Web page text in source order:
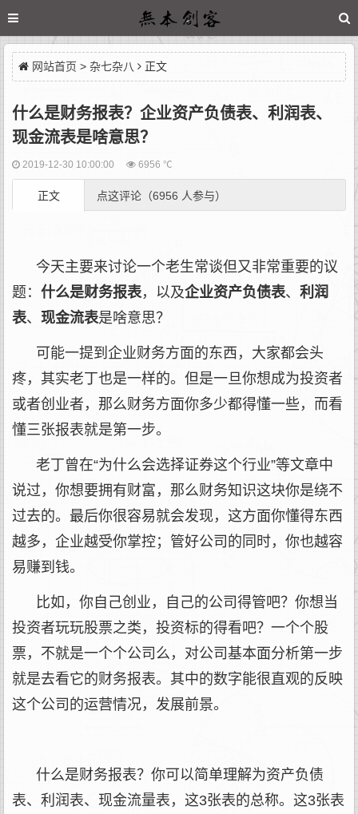
网站首页 > 杂七杂八 正文
什么是财务报表？企业资产负债表、利润表、
现金流表是啥意思？
2019-12-30 10:00:00 6956 ℃
正文 点这评论（6956 人参与）
今天主要来讨论一个老生常谈但又非常重要的议
题： 什么是财务报表，以及企业资产负债表、 利润
表、 现金流表是啥意思？
可能一提到企业财务方面的东西，大家都会头
疼，其实老丁也是一样的。但是一旦你想成为投资者
或者创业者，那么财务方面你多少都得懂一些，而看
懂三张报表就是第一步。
老丁曾在“为什么会选择证券这个行业”等文章中
说过，你想要拥有财富，那么财务知识这块你是绕不
过去的。最后你很容易就会发现，这方面你懂得东西
越多，企业越受你掌控；管好公司的同时，你也越容
易赚到钱。
比如，你自己创业，自己的公司得管吧？你想当
投资者玩玩股票之类，投资标的得看吧？一个个股
票，不就是一个个公司么，对公司基本面分析第一步
就是去看它的财务报表。其中的数字能很直观的反映
这个公司的运营情况，发展前景。
什么是财务报表？你可以简单理解为资产负债
表、利润表、现金流量表，这3张表的总称。这3张表